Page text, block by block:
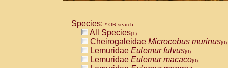
Species: * OR search
All Species(1)
Cheirogaleidae Microcebus murinus(0)
Lemuridae Eulemur fulvus(0)
Lemuridae Eulemur macaco(0)